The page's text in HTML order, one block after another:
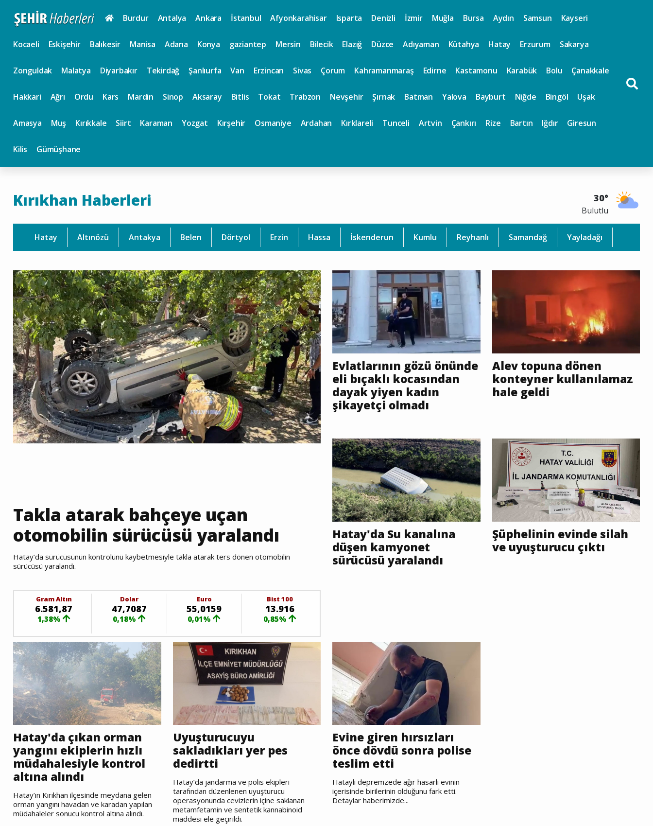
Burdur Antalya Ankara İstanbul Afyonkarahisar Isparta Denizli İzmir Muğla Bursa Aydın Samsun Kayseri
Kocaeli Eskişehir Balıkesir Manisa Adana Konya gaziantep Mersin Bilecik Elazığ Düzce Adıyaman Kütahya Hatay Erzurum Sakarya
Zonguldak Malatya Diyarbakır Tekirdağ Şanlıurfa Van Erzincan Sivas Çorum Kahramanmaraş Edirne Kastamonu Karabük Bolu Çanakkale
Hakkari Ağrı Ordu Kars Mardin Sinop Aksaray Bitlis Tokat Trabzon Nevşehir Şırnak Batman Yalova Bayburt Niğde Bingöl Uşak
Amasya Muş Kırıkkale Siirt Karaman Yozgat Kırşehir Osmaniye Ardahan Kırklareli Tunceli Artvin Çankırı Rize Bartın Iğdır Giresun
Kilis Gümüşhane
30°
Bulutlu
Kırıkhan Haberleri
Hatay Altınözü Antakya Belen Dörtyol Erzin Hassa İskenderun Kumlu Reyhanlı Samandağ Yayladağı
Takla atarak bahçeye uçan
otomobilin sürücüsü yaralandı
Hatay’da sürücüsünün kontrolünü kaybetmesiyle takla atarak ters dönen otomobilin
sürücüsü yaralandı.
Gram Altın
6.581,87
1,38%
Dolar
47,7087
0,18%
Euro
55,0159
0,01%
Bist 100
13.916
0,85%
Evlatlarının gözü önünde
eli bıçaklı kocasından
dayak yiyen kadın
şikayetçi olmadı
Alev topuna dönen
konteyner kullanılamaz
hale geldi
Hatay'da Su kanalına
düşen kamyonet
sürücüsü yaralandı
Şüphelinin evinde silah
ve uyuşturucu çıktı
Hatay'da çıkan orman
yangını ekiplerin hızlı
müdahalesiyle kontrol
altına alındı
Hatay’ın Kırıkhan ilçesinde meydana gelen
orman yangını havadan ve karadan yapılan
müdahaleler sonucu kontrol altına alındı.
Uyuşturucuyu
sakladıkları yer pes
dedirtti
Hatay’da jandarma ve polis ekipleri
tarafından düzenlenen uyuşturucu
operasyonunda cevizlerin içine saklanan
metamfetamin ve sentetik kannabinoid
maddesi ele geçirildi.
Evine giren hırsızları
önce dövdü sonra polise
teslim etti
Hataylı depremzede ağır hasarlı evinin
içerisinde birilerinin olduğunu fark etti.
Detaylar haberimizde...